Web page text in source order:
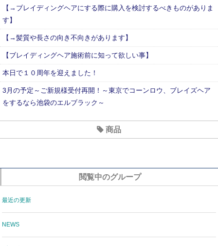
【→ブレイディングヘアにする際に購入を検討するべきものがありま
す】
【→髪質や長さの向き不向きがあります】
【ブレイディングヘア施術前に知って欲しい事】
本日で１０周年を迎えました！
3月の予定～ご新規様受付再開！～東京でコーンロウ、ブレイズヘア
をするなら池袋のエルブラック～
2020年7月のお休み
６月のおやすみ
商品
閲覧中のグループ
最近の更新
NEWS